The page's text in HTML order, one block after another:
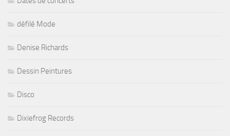
défilé Mode
Denise Richards
Dessin Peintures
Disco
Dixiefrog Records